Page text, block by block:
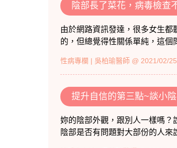
陰部長了菜花，病毒檢查
由於網路資訊發達，很多女生
的，但總覺得性關係單純，這個
性病專欄 | 吳柏瑜醫師 @ 2021/02/25
提升自信的第三點~談小
妳的陰部外觀，跟別人一樣嗎？
陰部是否有問題對大部份的人來